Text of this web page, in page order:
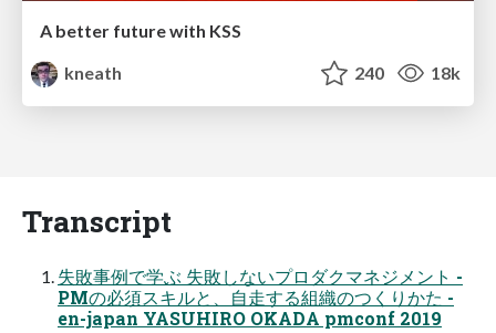
A better future with KSS
kneath
240 18k
Transcript
失敗事例で学ぶ 失敗しないプロダクマネジメント -
PMの必須スキルと、自走する組織のつくりかた -
en-japan YASUHIRO OKADA pmconf 2019